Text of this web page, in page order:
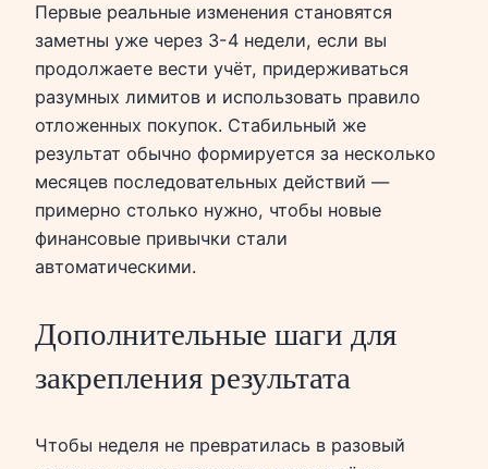
Первые реальные изменения становятся
заметны уже через 3-4 недели, если вы
продолжаете вести учёт, придерживаться
разумных лимитов и использовать правило
отложенных покупок. Стабильный же
результат обычно формируется за несколько
месяцев последовательных действий —
примерно столько нужно, чтобы новые
финансовые привычки стали
автоматическими.
Дополнительные шаги для
закрепления результата
Чтобы неделя не превратилась в разовый